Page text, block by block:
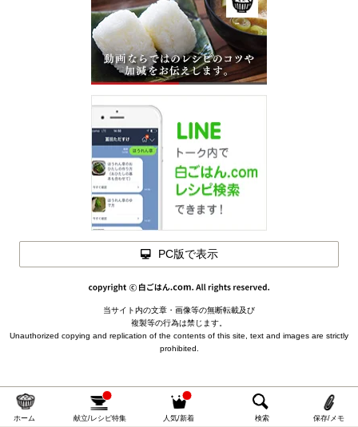
閉じる
たたききゅうり（ミニトマト＆油揚げ煮物mix ver.）の
材料
(2～3人分)
油あげの含め煮を作っておく（冷凍可）
閉じる
PC版で表示
当サイト内の文章・画像等の無断転載及び
複製等の行為は禁じます。
Unauthorized copying and replication of the contents of this site, text and images are strictly
prohibited.
ホーム 献立/レシピ特集 人気/新着 検索 保存/メモ